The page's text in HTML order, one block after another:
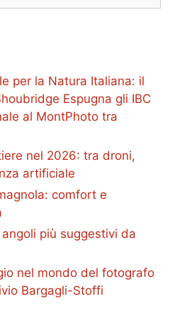
per la Natura Italiana: il
Espugna gli IBC
al MontPhoto tra
nel 2026: tra droni,
artificiale
comfort e
più suggestivi da
nel mondo del fotografo
Bargagli-Stoffi